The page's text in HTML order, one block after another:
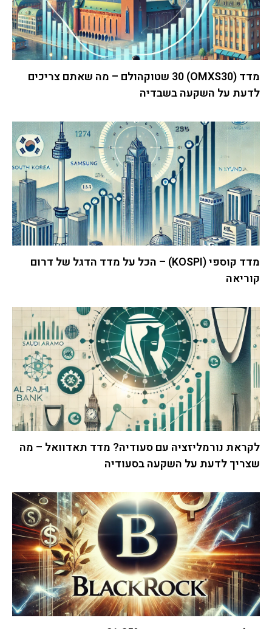
מדד (OMXS30) 30 שטוקהולם – מה שאתם צריכים
לדעת על השקעה בשבדיה
מדד קוספי (KOSPI) – הכל על מדד הדגל של דרום
קוריאה
לקראת נורמליזציה עם סעודיה? מדד תאדוואל – מה
שצריך לדעת על השקעה בסעודיה